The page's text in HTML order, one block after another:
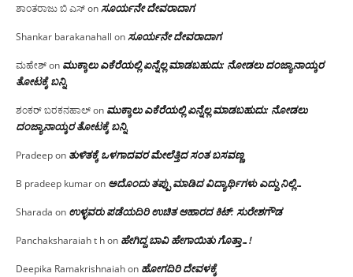
ಶಾಂತರಾಜು ಬಿ ಎಸ್onಸೂರ್ಯನೇ ದೇವರಾದಾಗ
Shankar barakanahall onಸೂರ್ಯನೇ ದೇವರಾದಾಗ
ಮಹೇಶ್on ಮುಕ್ಕಾಲು ಎಕೆರೆಯಲ್ಲಿ ಏನ್ನೆಲ್ಲ‌ ಮಾಡಬಹುದು: ನೋಡಲು ದಂಜ್ಯಾನಾಯ್ಕರ
ತೋಟಕ್ಕೆ ಬನ್ನಿ
ಶಂಕರ್ ಬರಕನಹಾಲ್on ಮುಕ್ಕಾಲು ಎಕೆರೆಯಲ್ಲಿ ಏನ್ನೆಲ್ಲ‌ ಮಾಡಬಹುದು: ನೋಡಲು
ದಂಜ್ಯಾನಾಯ್ಕರ ತೋಟಕ್ಕೆ ಬನ್ನಿ
Pradeepon ತುಳಿತಕ್ಕೆ ಒಳಗಾದವರ ಮೇಲೆತ್ತಿದ ಸಂತ ಬಸವಣ್ಣ
B pradeep kumaron ಅದೊಂದು ತಪ್ಪು ಮಾಡಿದ ವಿದ್ಯಾರ್ಥಿಗಳು ಎದ್ದು ನಿಲ್ಲಿ…
Sharada on ಉಳ್ಳವರು ಪಡೆಯದಿರಿ ಉಚಿತ ಆಹಾರದ ಕಿಟ್: ಸುರೇಶಗೌಡ
Panchaksharaiah t hon ಹೇಗಿದ್ದ ಬಾವಿ ಹೇಗಾಯಿತು ಗೊತ್ತಾ…!
Deepika Ramakrishnaiahon ಹೋಗದಿರಿ ದೇವಳಕ್ಕೆ